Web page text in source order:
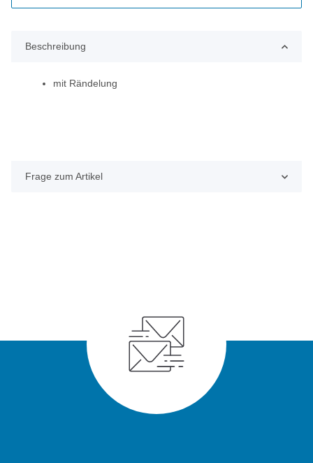
Beschreibung
mit Rändelung
Frage zum Artikel